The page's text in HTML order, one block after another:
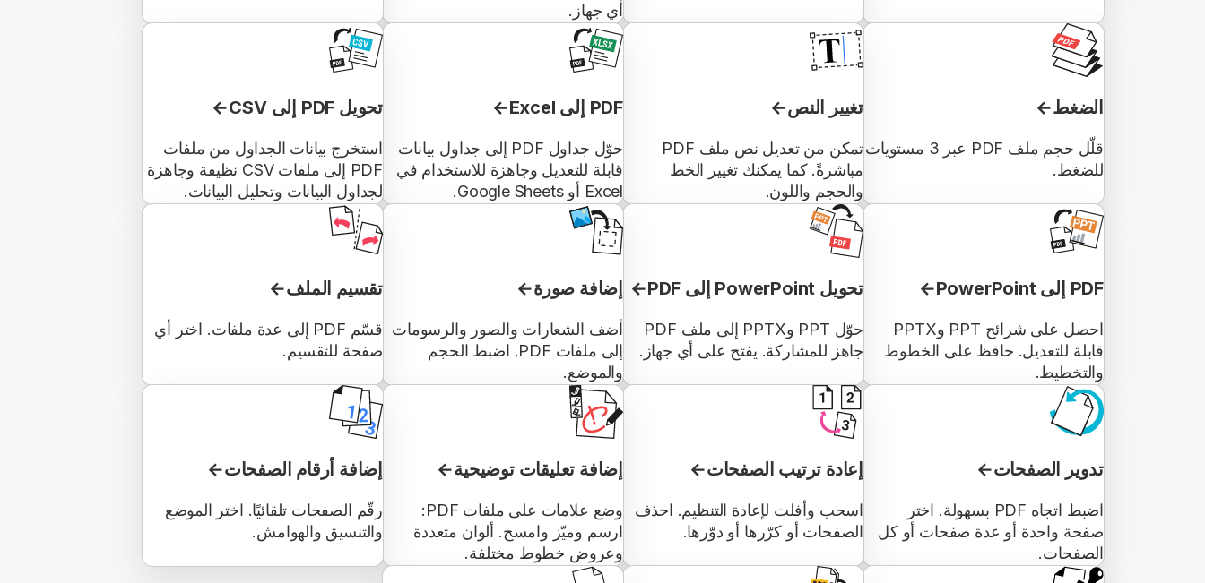
أي جهاز.
الضغط
قلّل حجم ملف PDF عبر 3 مستويات
للضغط.
تغيير النص
تمكن من تعديل نص ملف PDF
مباشرةً. كما يمكنك تغيير الخط
والحجم واللون.
PDF إلى Excel
حوّل جداول PDF إلى جداول بيانات
قابلة للتعديل وجاهزة للاستخدام في
Excel أو Google Sheets.
تحويل PDF إلى CSV
استخرج بيانات الجداول من ملفات
PDF إلى ملفات CSV نظيفة وجاهزة
لجداول البيانات وتحليل البيانات.
PDF إلى PowerPoint
احصل على شرائح PPT وPPTX
قابلة للتعديل. حافظ على الخطوط
والتخطيط.
تحويل PowerPoint إلى PDF
حوّل PPT وPPTX إلى ملف PDF
جاهز للمشاركة. يفتح على أي جهاز.
إضافة صورة
أضف الشعارات والصور والرسومات
إلى ملفات PDF. اضبط الحجم
والموضع.
تقسيم الملف
قسّم PDF إلى عدة ملفات. اختر أي
صفحة للتقسيم.
تدوير الصفحات
اضبط اتجاه PDF بسهولة. اختر
صفحة واحدة أو عدة صفحات أو كل
الصفحات.
إعادة ترتيب الصفحات
اسحب وأفلت لإعادة التنظيم. احذف
الصفحات أو كرّرها أو دوّرها.
إضافة تعليقات توضيحية
وضع علامات على ملفات PDF:
ارسم وميّز وامسح. ألوان متعددة
وعروض خطوط مختلفة.
إضافة أرقام الصفحات
رقّم الصفحات تلقائيًا. اختر الموضع
والتنسيق والهوامش.